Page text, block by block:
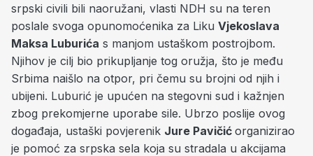
srpski civili bili naoružani, vlasti NDH su na teren
poslale svoga opunomoćenika za Liku Vjekoslava
Maksa Luburića s manjom ustaškom postrojbom.
Njihov je cilj bio prikupljanje tog oružja, što je među
Srbima naišlo na otpor, pri čemu su brojni od njih i
ubijeni. Luburić je upućen na stegovni sud i kažnjen
zbog prekomjerne uporabe sile. Ubrzo poslije ovog
događaja, ustaški povjerenik Jure Pavičić organizirao
je pomoć za srpska sela koja su stradala u akcijama